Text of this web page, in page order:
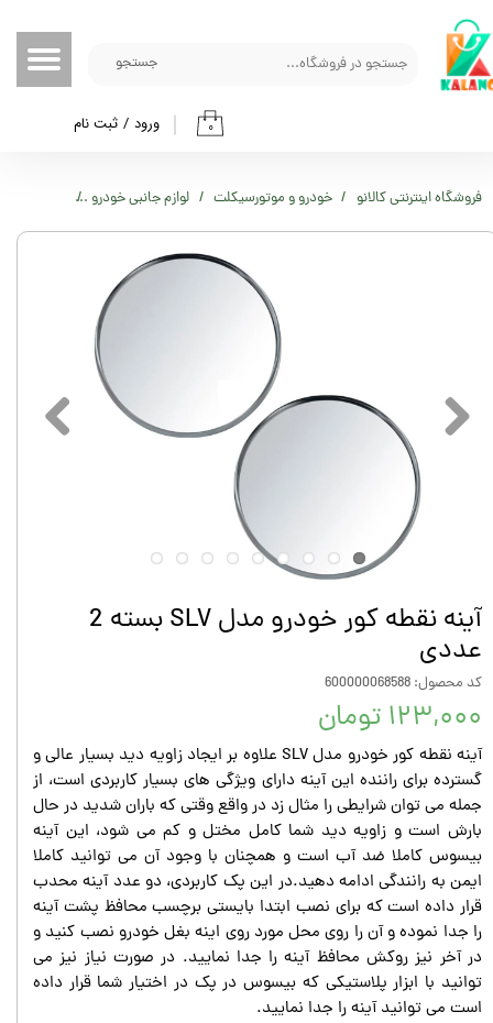
جستجو
۰ ورود / ثبت نام
حساب کاربری من
تغییر گذر واژه
خروج از حساب کاربری
فروشگاه اینترنتی کالانو خودرو و موتورسیکلت لوازم جانبی خودرو
آینه نقطه کور خودرو مدل SLV بسته 2
عددی
کد محصول: 600000068588
۱۲۳,۰۰۰ تومان
آینه نقطه کور خودرو مدل SLV علاوه بر ایجاد زاویه دید بسیار عالی و
گسترده برای راننده این آینه دارای ویژگی های بسیار کاربردی است، از
جمله می توان شرایطی را مثال زد در واقع وقتی که باران شدید در حال
بارش است و زاویه دید شما کامل مختل و کم می شود، این آینه
بیسوس کاملا ضد آب است و همچنان با وجود آن می توانید کاملا
ایمن به رانندگی ادامه دهید.در این پک کاربردی، دو عدد آینه محدب
قرار داده است که برای نصب ابتدا بایستی برچسب محافظ پشت آینه
را جدا نموده و آن را روی محل مورد روی اینه بغل خودرو نصب کنید و
در آخر نیز روکش محافظ آینه را جدا نمایید. در صورت نیاز نیز می
توانید با ابزار پلاستیکی که بیسوس در پک در اختیار شما قرار داده
است می توانید آینه را جدا نمایید.